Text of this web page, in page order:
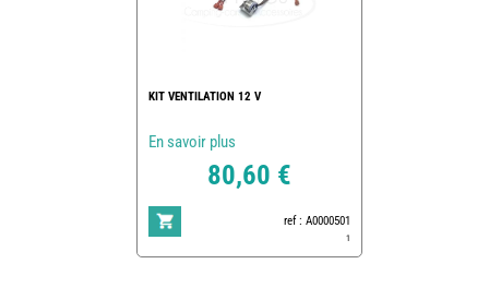
KIT VENTILATION 12 V
En savoir plus
80,60 €
ref : A0000501
1